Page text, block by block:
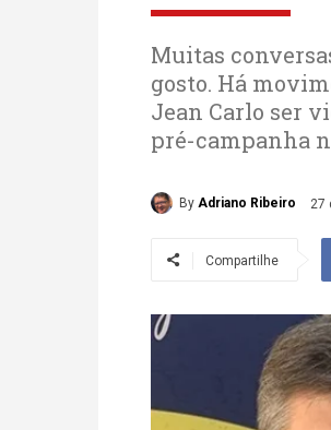
Muitas
gosto. Há
Jean Carlo ser
pré-campanha
By Adriano Ribeiro 27
Compartilhe